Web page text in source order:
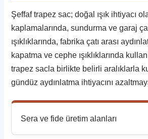
Şeffaf trapez sac; doğal ışık ihtiyacı
kaplamalarında, sundurma ve garaj
ışıklıklarında, fabrika çatı arası
kapatma ve cephe ışıklıklarında
trapez sacla birlikte belirli aralıklarla
gündüz aydınlatma ihtiyacını
Sera ve fide üretim alanları